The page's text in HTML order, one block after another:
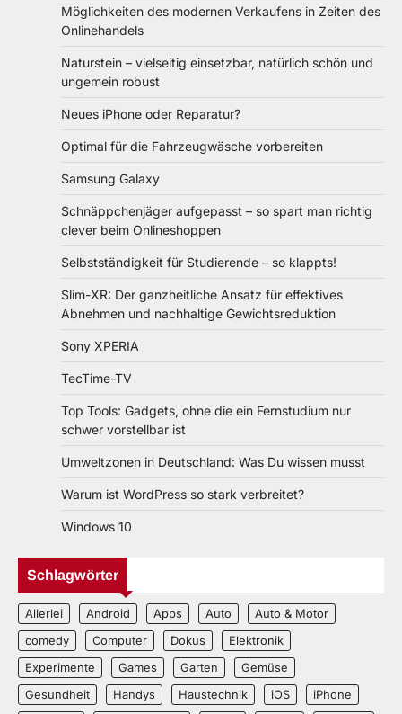
Möglichkeiten des modernen Verkaufens in Zeiten des
Onlinehandels
Naturstein – vielseitig einsetzbar, natürlich schön und
ungemein robust
Neues iPhone oder Reparatur?
Optimal für die Fahrzeugwäsche vorbereiten
Samsung Galaxy
Schnäppchenjäger aufgepasst – so spart man richtig
clever beim Onlineshoppen
Selbstständigkeit für Studierende – so klappts!
Slim-XR: Der ganzheitliche Ansatz für effektives
Abnehmen und nachhaltige Gewichtsreduktion
Sony XPERIA
TecTime-TV
Top Tools: Gadgets, ohne die ein Fernstudium nur
schwer vorstellbar ist
Umweltzonen in Deutschland: Was Du wissen musst
Warum ist WordPress so stark verbreitet?
Windows 10
Schlagwörter
Allerlei Android Apps Auto
Auto & Motor
comedy
Computer Dokus
Elektronik
Experimente
Games Garten
Gemüse
Gesundheit
Handys Haustechnik iOS
iPhone